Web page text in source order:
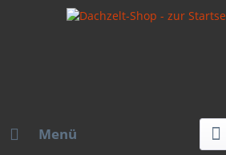
Menü